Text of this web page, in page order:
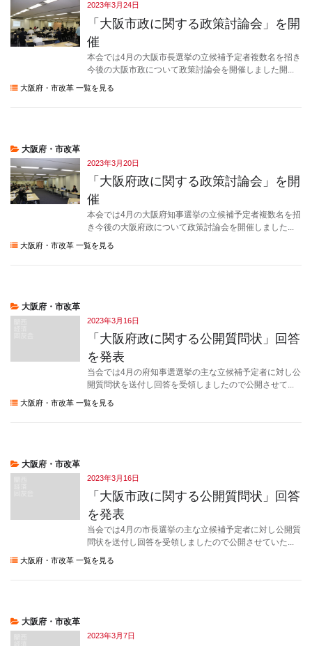
2023年3月24日
「大阪市政に関する政策討論会」を開
催
本会では4月の大阪市長選挙の立候補予定者複数名を招き
今後の大阪市政について政策討論会を開催しました開...
大阪府・市改革 一覧を見る
大阪府・市改革
2023年3月20日
「大阪府政に関する政策討論会」を開
催
本会では4月の大阪府知事選挙の立候補予定者複数名を招
き今後の大阪府政について政策討論会を開催しました...
大阪府・市改革 一覧を見る
大阪府・市改革
2023年3月16日
「大阪府政に関する公開質問状」回答
を発表
当会では4月の府知事選選挙の主な立候補予定者に対し公
開質問状を送付し回答を受領しましたので公開させて...
大阪府・市改革 一覧を見る
大阪府・市改革
2023年3月16日
「大阪市政に関する公開質問状」回答
を発表
当会では4月の市長選挙の主な立候補予定者に対し公開質
問状を送付し回答を受領しましたので公開させていた...
大阪府・市改革 一覧を見る
大阪府・市改革
2023年3月7日